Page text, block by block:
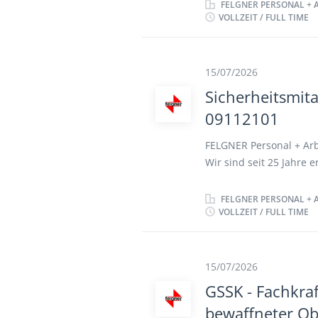
(m/w/d) Objektschutz
Bereich Wachschutz
selbständige
Verhaltensweise
Anforderungen
FELGNER PERSONAL +
VOLLZEIT / FULL TIME
15/07/2026
09112101
FELGNER Personal +
Wir sind seit 25 Jahre
Mandanten.
Objektschutz-Behörde
Berufsanfänger
kommunikative
FELGNER PERSONAL +
VOLLZEIT / FULL TIME
15/07/2026
GSSK -
bewaffneter